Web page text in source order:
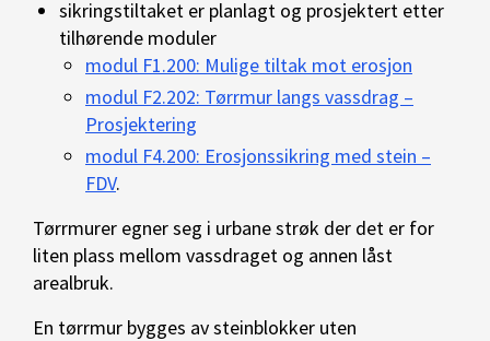
sikringstiltaket er planlagt og prosjektert etter
tilhørende moduler
modul F1.200: Mulige tiltak mot erosjon
modul F2.202: Tørrmur langs vassdrag –
Prosjektering
modul F4.200: Erosjonssikring med stein –
FDV.
Tørrmurer egner seg i urbane strøk der det er for
liten plass mellom vassdraget og annen låst
arealbruk.
En tørrmur bygges av steinblokker uten